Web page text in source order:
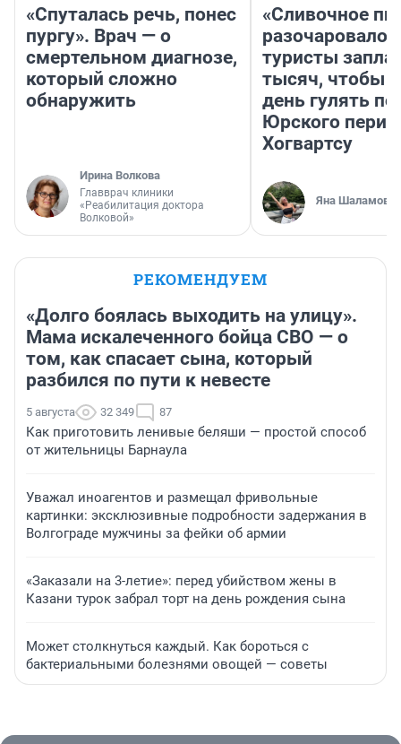
«Спуталась речь, понес
пургу». Врач — о
смертельном диагнозе,
который сложно
обнаружить
Ирина Волкова
Главврач клиники
«Реабилитация доктора
Волковой»
«Сливочное
разочаровало»:
туристы
тысяч, чтобы
день гулять по
Юрского
Хогвартсу
Яна Шаламова
РЕКОМЕНДУЕМ
«Долго боялась выходить на улицу».
Мама искалеченного бойца СВО — о
том, как спасает сына, который
разбился по пути к невесте
5 августа 32 349 87
Как приготовить ленивые беляши — простой способ
от жительницы Барнаула
Уважал иноагентов и размещал фривольные
картинки: эксклюзивные подробности задержания в
Волгограде мужчины за фейки об армии
«Заказали на 3-летие»: перед убийством жены в
Казани турок забрал торт на день рождения сына
Может столкнуться каждый. Как бороться с
бактериальными болезнями овощей — советы